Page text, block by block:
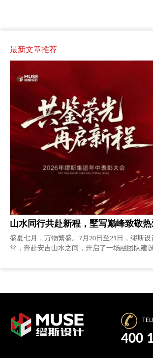
最新文章推荐
山水同行共赴新程，墅写巅峰致敬
盛夏七月，万物繁盛。7月20日至21日，缪斯
常，奔赴安吉山水之间，开启了一场融团队建
400